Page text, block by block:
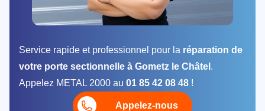
Service rapide et professionnel pour la réparation de
votre porte sectionnelle à Gometz le Châtel .
Appelez METAL 2000 au 01 85 42 08 48 !
Appelez-nous